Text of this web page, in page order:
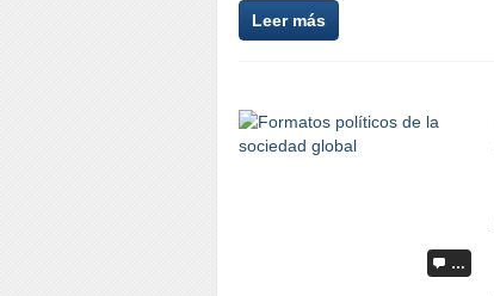
Leer más
…